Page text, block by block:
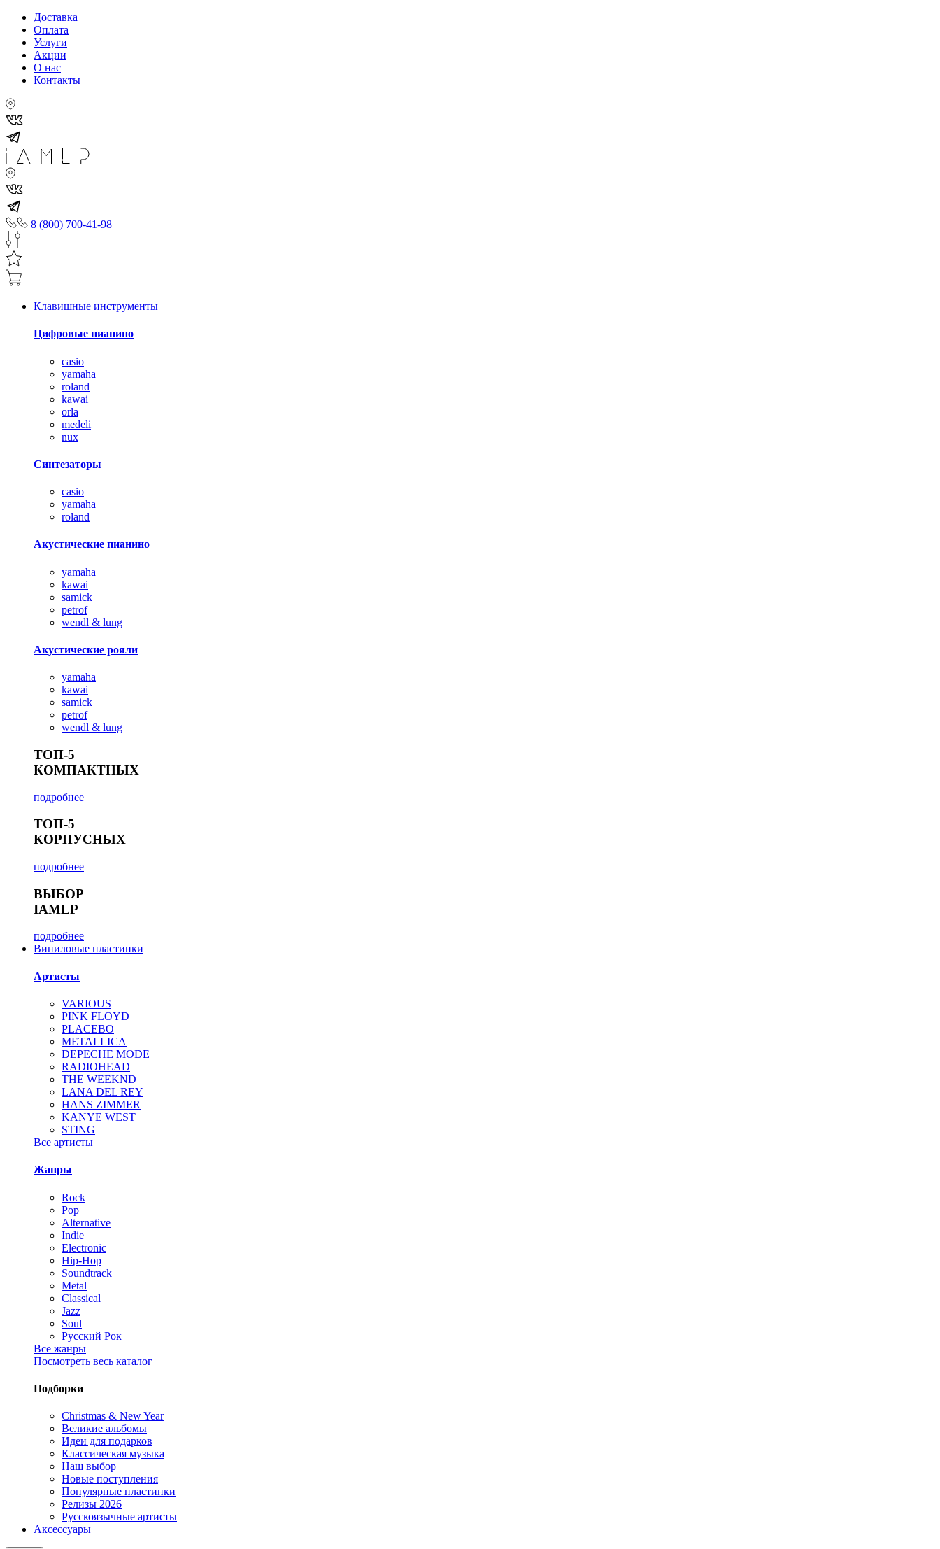
Доставка
Оплата
Услуги
Акции
О нас
Контакты
8 (800) 700-41-98
Клавишные инструменты
Цифровые пианино
casio
yamaha
roland
kawai
orla
medeli
nux
Синтезаторы
casio
yamaha
roland
Акустические пианино
yamaha
kawai
samick
petrof
wendl & lung
Акустические рояли
yamaha
kawai
samick
petrof
wendl & lung
ТОП-5
КОМПАКТНЫХ
подробнее
ТОП-5
КОРПУСНЫХ
подробнее
ВЫБОР
IAMLP
подробнее
Виниловые пластинки
Артисты
VARIOUS
PINK FLOYD
PLACEBO
METALLICA
DEPECHE MODE
RADIOHEAD
THE WEEKND
LANA DEL REY
HANS ZIMMER
KANYE WEST
STING
Все артисты
Жанры
Rock
Pop
Alternative
Indie
Electronic
Hip-Hop
Soundtrack
Metal
Classical
Jazz
Soul
Русский Рок
Все жанры
Посмотреть весь каталог
Подборки
Christmas & New Year
Великие альбомы
Идеи для подарков
Классическая музыка
Наш выбор
Новые поступления
Популярные пластинки
Релизы 2026
Русскоязычные артисты
Аксессуары